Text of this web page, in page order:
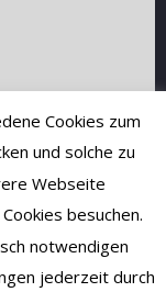
Cookies zum
und solche zu
Webseite
besuchen.
notwendigen
jederzeit durch